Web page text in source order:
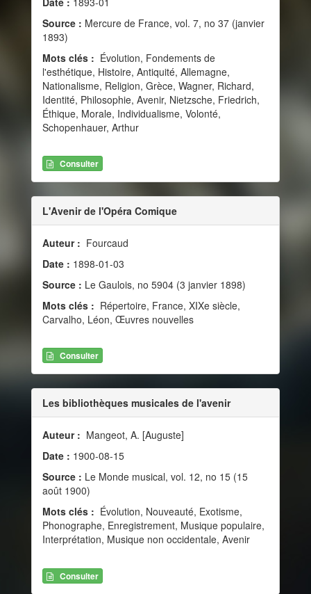
Source : Mercure de France, vol. 7, no 37 (janvier
1893)
Mots clés : Évolution, Fondements de
l'esthétique, Histoire, Antiquité, Allemagne,
Nationalisme, Religion, Grèce, Wagner, Richard,
Identité, Philosophie, Avenir, Nietzsche, Friedrich,
Éthique, Morale, Individualisme, Volonté,
Schopenhauer, Arthur
Consulter
L'Avenir de l'Opéra Comique
Auteur : Fourcaud
Date : 1898-01-03
Source : Le Gaulois, no 5904 (3 janvier 1898)
Mots clés : Répertoire, France, XIXe siècle,
Carvalho, Léon, Œuvres nouvelles
Consulter
Les bibliothèques musicales de l'avenir
Auteur : Mangeot, A. [Auguste]
Date : 1900-08-15
Source : Le Monde musical, vol. 12, no 15 (15
août 1900)
Mots clés : Évolution, Nouveauté, Exotisme,
Phonographe, Enregistrement, Musique populaire,
Interprétation, Musique non occidentale, Avenir
Consulter